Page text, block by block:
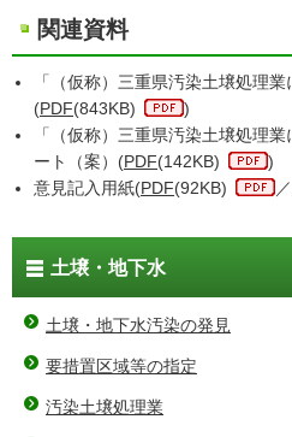
関連資料
「（仮称）三重県汚染土壌処理
(PDF(843KB)
)
「（仮称）三重県汚染土壌処理
ート（案）(PDF(142KB)
)
意見記入用紙(PDF(92KB) ／
土壌・地下水
土壌・地下水汚染の発見
要措置区域等の指定
汚染土壌処理業